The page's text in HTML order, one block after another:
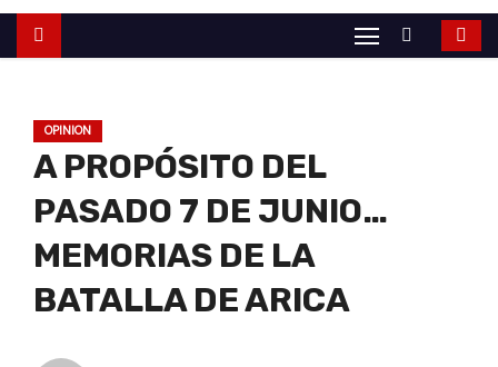
a
OPINION
A PROPÓSITO DEL
PASADO 7 DE JUNIO…
MEMORIAS DE LA
BATALLA DE ARICA